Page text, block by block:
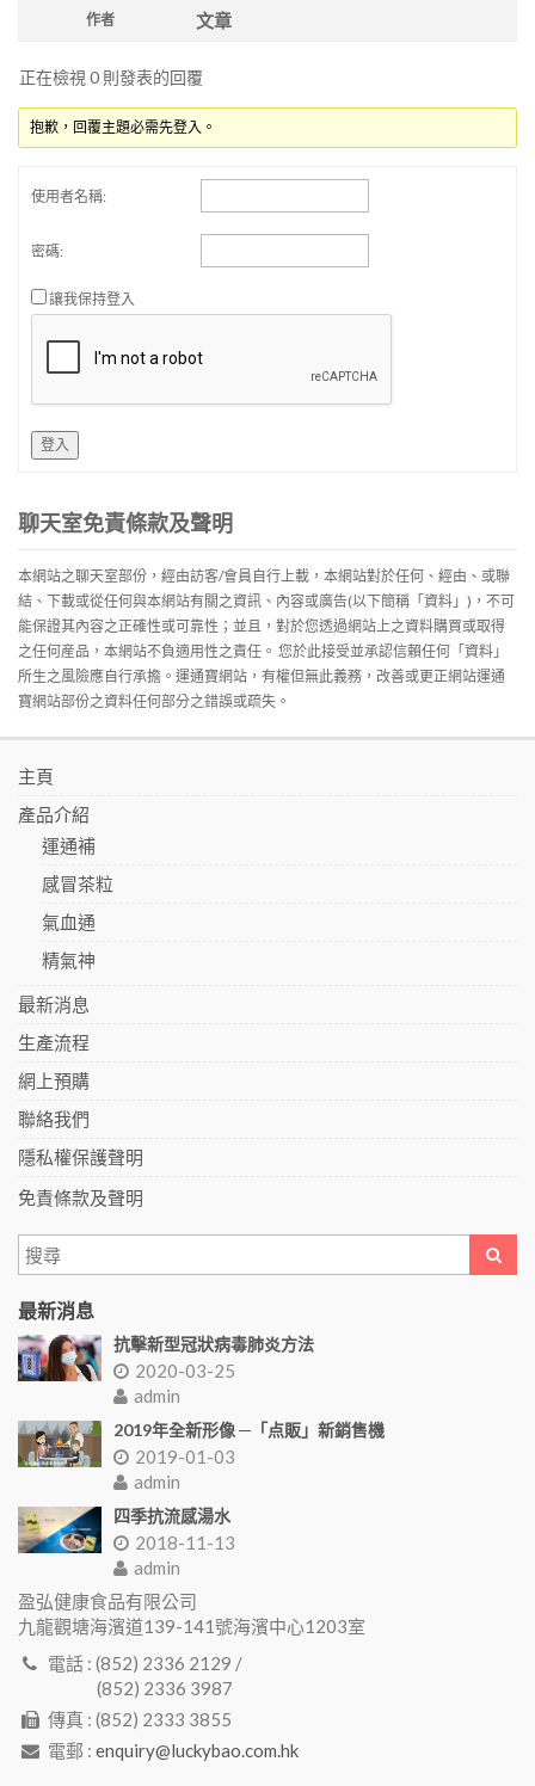
作者 文章
正在檢視 0 則發表的回覆
抱歉，回覆主題必需先登入。
使用者名稱:
密碼:
讓我保持登入
登入
聊天室免責條款及聲明
本網站之聊天室部份，經由訪客/會員自行上載，本網站對於任何、經由、或聯
結、下載或從任何與本網站有關之資訊、內容或廣告(以下簡稱「資料」)，不可
能保證其內容之正確性或可靠性；並且，對於您透過網站上之資料購買或取得
之任何産品，本網站不負適用性之責任。 您於此接受並承認信賴任何「資料」
所生之風險應自行承擔。運通寶網站，有權但無此義務，改善或更正網站運通
寶網站部份之資料任何部分之錯誤或疏失。
主頁
產品介紹
運通補
感冒茶粒
氣血通
精氣神
最新消息
生產流程
網上預購
聯絡我們
隱私權保護聲明
免責條款及聲明
最新消息
抗擊新型冠狀病毒肺炎方法
2020-03-25
admin
2019年全新形像 ─「点販」新銷售機
2019-01-03
admin
四季抗流感湯水
2018-11-13
admin
盈弘健康食品有限公司
九龍觀塘海濱道139-141號海濱中心1203室
電話 : (852) 2336 2129 /
(852) 2336 3987
傳真 : (852) 2333 3855
電郵 : enquiry@luckybao.com.hk